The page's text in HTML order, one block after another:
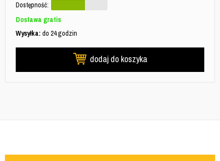
Dostępność:
Dostawa gratis
Wysyłka: do 24 godzin
dodaj do koszyka